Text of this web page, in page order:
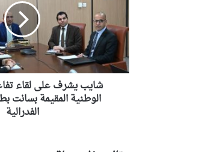
تفاعلي
مع
الجالية
الوطنية
المقيمة
بطرسبرغ
شايب يشرف على لقاء
الوطنية المقيمة بسانت
الفدرالية